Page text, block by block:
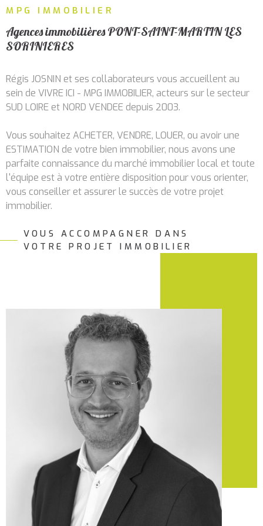
MAIL
MPG IMMOBILIER
Agences immobilières PONT-SAINT-MARTIN LES
SORINIERES
Régis JOSNIN et ses collaborateurs vous accueillent au
sein de VIVRE ICI - MPG IMMOBILIER, acteurs sur le secteur
SUD LOIRE et NORD VENDEE depuis 2003.
Vous souhaitez ACHETER, VENDRE, LOUER, ou avoir une
ESTIMATION de votre bien immobilier, nous avons une
parfaite connaissance du marché immobilier local et toute
l'équipe est à votre entière disposition pour vous orienter,
vous conseiller et assurer le succès de votre projet
immobilier.
Services immobiliers à
alentours
Réaliser une transaction
immobilière à Pont-Saint-
Vous recherchez des logements ou des
Pont-Saint-Martin? Notre agence veille à analyser vos
besoins pour vous dénicher des propositions intéressantes
et en accord avec vos besoins.
En partenariat avec d’autres professionnels du domaine,
VOUS ACCOMPAGNER DANS
VOTRE PROJET IMMOBILIER